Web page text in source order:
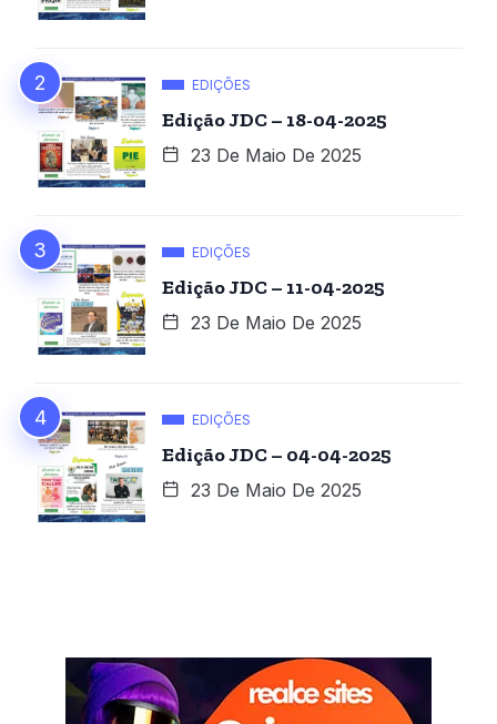
EDIÇÕES
Edição JDC – 18-04-2025
23 De Maio De 2025
EDIÇÕES
Edição JDC – 11-04-2025
23 De Maio De 2025
EDIÇÕES
Edição JDC – 04-04-2025
23 De Maio De 2025